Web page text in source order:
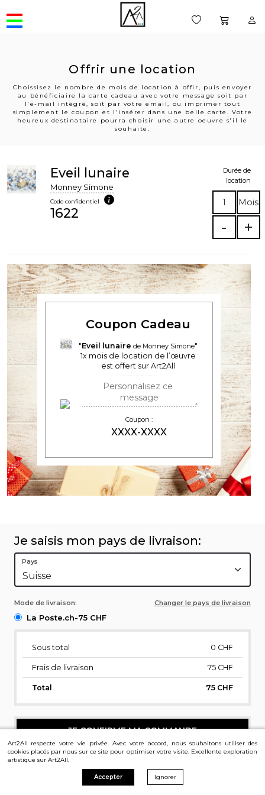
Offrir une location
Choissisez le nombre de mois de location à offir, puis envoyer
au bénéficiaire la carte cadeau avec votre message soit par
l'e-mail intégré, soit par votre email, ou imprimer tout
simplement le coupon et l'insérer dans une belle carte. Votre
heureux destinataire pourra choisir une autre oeuvre s'il le
souhaite.
Eveil lunaire
Monney Simone
Code confidentiel
1622
Durée de
location
1 Mois
- +
Coupon Cadeau
Eveil lunaire de Monney Simone
1x mois de location de l’œuvre
est offert sur Art2All
Coupon :
XXXX-XXXX
Je saisis mon pays de livraison:
Pays
Mode de livraison: Changer le pays de livraison
La Poste.ch-75 CHF
Sous total 0 CHF
Frais de livraison 75 CHF
Total 75 CHF
JE CONFIRME MA COMMANDE
Art2All respecte votre vie privée. Avec votre accord, nous souhaitons utiliser des
cookies placés par nous sur ce site pour optimiser votre visite. Excellente exploration
artistique sur Art2All.
Accepter Ignorer